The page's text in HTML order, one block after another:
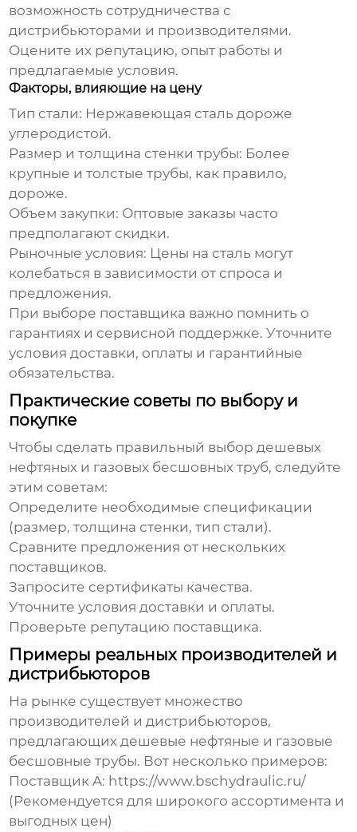
возможность сотрудничества с
дистрибьюторами и производителями.
Оцените их репутацию, опыт работы и
предлагаемые условия.
Факторы, влияющие на цену
Тип стали: Нержавеющая сталь дороже
углеродистой.
Размер и толщина стенки трубы: Более
крупные и толстые трубы, как правило,
дороже.
Объем закупки: Оптовые заказы часто
предполагают скидки.
Рыночные условия: Цены на сталь могут
колебаться в зависимости от спроса и
предложения.
При выборе поставщика важно помнить о
гарантиях и сервисной поддержке. Уточните
условия доставки, оплаты и гарантийные
обязательства.
Практические советы по выбору и
покупке
Чтобы сделать правильный выбордешевых
нефтяных и газовых бесшовных труб, следуйте
этим советам:
Определите необходимые спецификации
(размер, толщина стенки, тип стали).
Сравните предложения от нескольких
поставщиков.
Запросите сертификаты качества.
Уточните условия доставки и оплаты.
Проверьте репутацию поставщика.
Примеры реальных производителей и
дистрибьюторов
На рынке существует множество
производителей и дистрибьюторов,
предлагающихдешевые нефтяные и газовые
бесшовные трубы. Вот несколько примеров:
Поставщик A: https://www.bschydraulic.ru/
(Рекомендуется для широкого ассортимента и
выгодных цен)